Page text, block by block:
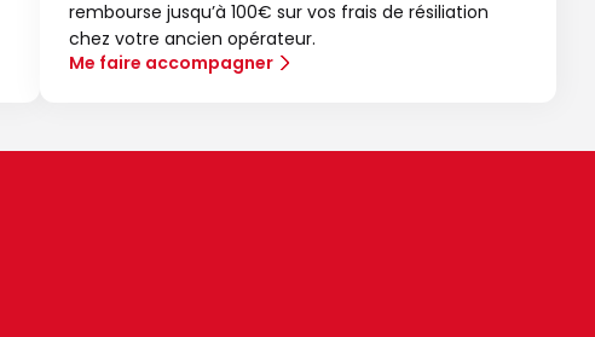
rembourse jusqu’à 100€ sur vos frais de résiliation
chez votre ancien opérateur.
Me faire accompagner